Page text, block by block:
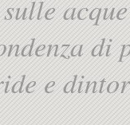
di
e